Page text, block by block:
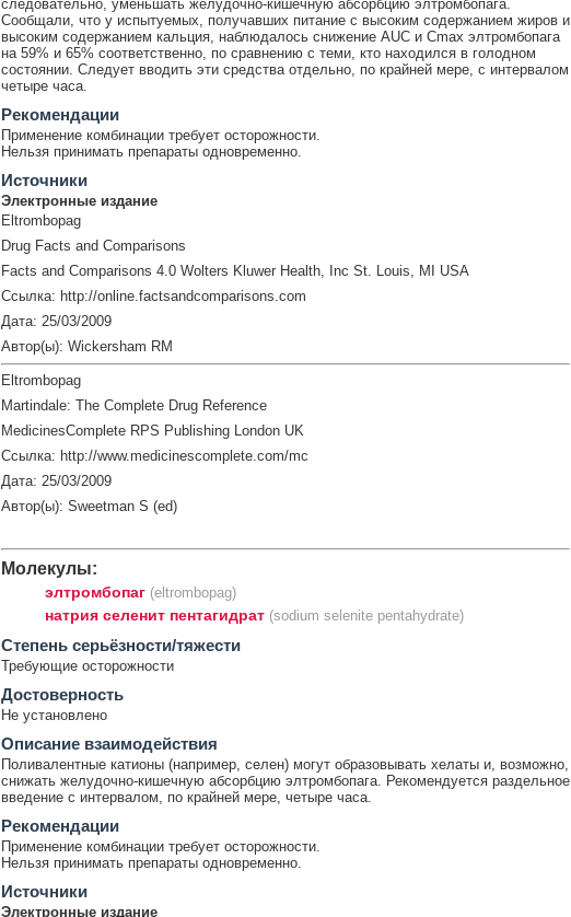
следовательно, уменьшать желудочно-кишечную абсорбцию элтромбопага.
Сообщали, что у испытуемых, получавших питание с высоким содержанием жиров и
высоким содержанием кальция, наблюдалось снижение AUC и Cmax элтромбопага
на 59% и 65% соответственно, по сравнению с теми, кто находился в голодном
состоянии. Следует вводить эти средства отдельно, по крайней мере, с интервалом
четыре часа.
Рекомендации
Применение комбинации требует осторожности.
Нельзя принимать препараты одновременно.
Источники
Электронные издание
Eltrombopag
Drug Facts and Comparisons
Facts and Comparisons 4.0 Wolters Kluwer Health, Inc St. Louis, MI USA
Ссылка: http://online.factsandcomparisons.com
Дата: 25/03/2009
Автор(ы): Wickersham RM
Eltrombopag
Martindale: The Complete Drug Reference
MedicinesComplete RPS Publishing London UK
Ссылка: http://www.medicinescomplete.com/mc
Дата: 25/03/2009
Автор(ы): Sweetman S (ed)
Молекулы:
элтромбопаг (eltrombopag)
натрия селенит пентагидрат (sodium selenite pentahydrate)
Cтепень серьёзности/тяжести
Требующие осторожности
Достоверность
Не установлено
Описание взаимодействия
Поливалентные катионы (например, селен) могут образовывать хелаты и, возможно,
снижать желудочно-кишечную абсорбцию элтромбопага. Рекомендуется раздельное
введение с интервалом, по крайней мере, четыре часа.
Рекомендации
Применение комбинации требует осторожности.
Нельзя принимать препараты одновременно.
Источники
Электронные издание